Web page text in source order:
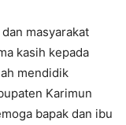
masyarakat
kasih kepada
mendidik
Karimun
bapak dan ibu